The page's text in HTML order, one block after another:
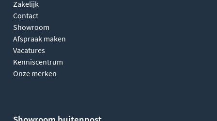
Zakelijk
Contact
Showroom
Afspraak maken
Vacatures
Kenniscentrum
Onze merken